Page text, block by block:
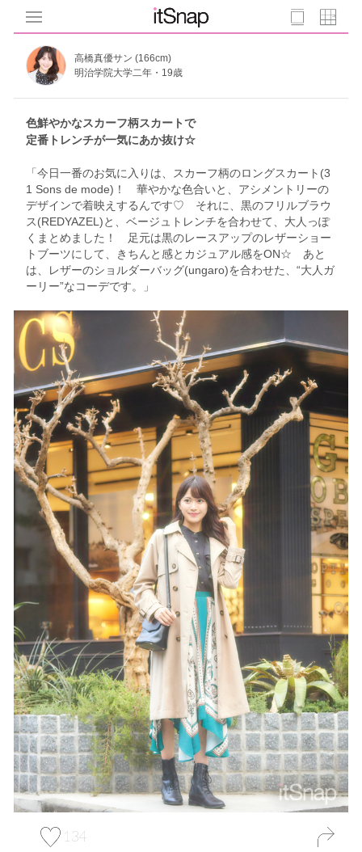
高橋真優サン (166cm)
明治学院大学二年・19歳
色鮮やかなスカーフ柄スカートで
定番トレンチが一気にあか抜け☆
「今日一番のお気に入りは、スカーフ柄のロングスカート(3
1 Sons de mode)！ 華やかな色合いと、アシメントリーの
デザインで着映えするんです♡ それに、黒のフリルブラウ
ス(REDYAZEL)と、ベージュトレンチを合わせて、大人っぽ
くまとめました！ 足元は黒のレースアップのレザーショー
トブーツにして、きちんと感とカジュアル感をON☆ あと
は、レザーのショルダーバッグ(ungaro)を合わせた、“大人ガ
ーリー”なコーデです。」
134